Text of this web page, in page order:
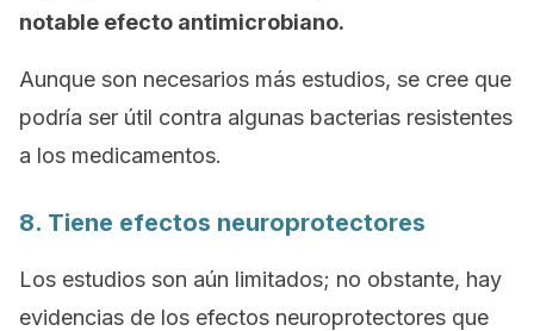
notable efecto antimicrobiano.
Aunque son necesarios más estudios, se cree que
podría ser útil contra algunas bacterias resistentes
a los medicamentos.
8. Tiene efectos neuroprotectores
Los estudios son aún limitados; no obstante, hay
evidencias de los efectos neuroprotectores que